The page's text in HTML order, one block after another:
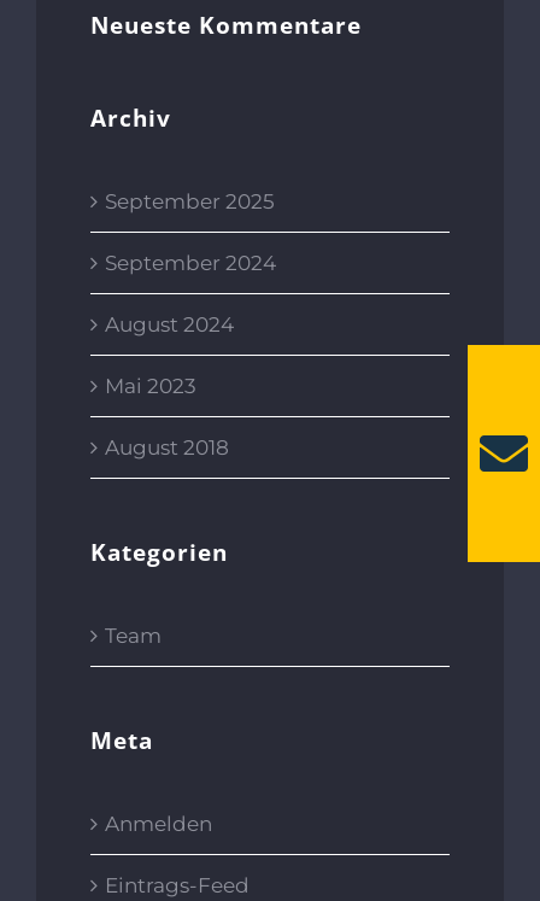
Neueste Kommentare
Archiv
September 2025
September 2024
August 2024
Mai 2023
August 2018
Kategorien
Team
Meta
Anmelden
Eintrags-Feed